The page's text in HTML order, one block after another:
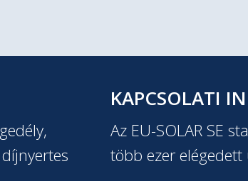
KAPCSOLATI
Az EU-SOLAR SE
több ezer